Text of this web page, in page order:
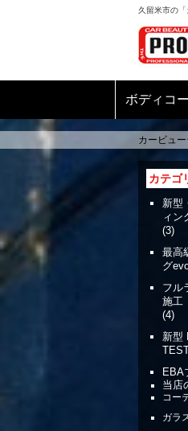
久留米市の
ボディコ
カービュ
カテゴ
新型
ィ
(3)
最高
グ
フル
施工
(4)
新型
EBA
当店
コー
ガラ